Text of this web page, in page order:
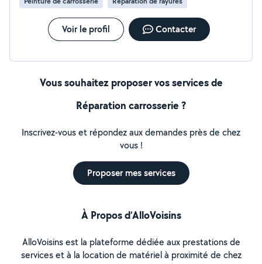
Voir le profil Contacter
Vous souhaitez proposer vos services de
Réparation carrosserie ?
Inscrivez-vous et répondez aux demandes près de chez
vous !
Proposer mes services
À Propos d’AlloVoisins
AlloVoisins est la plateforme dédiée aux prestations de
services et à la location de matériel à proximité de chez